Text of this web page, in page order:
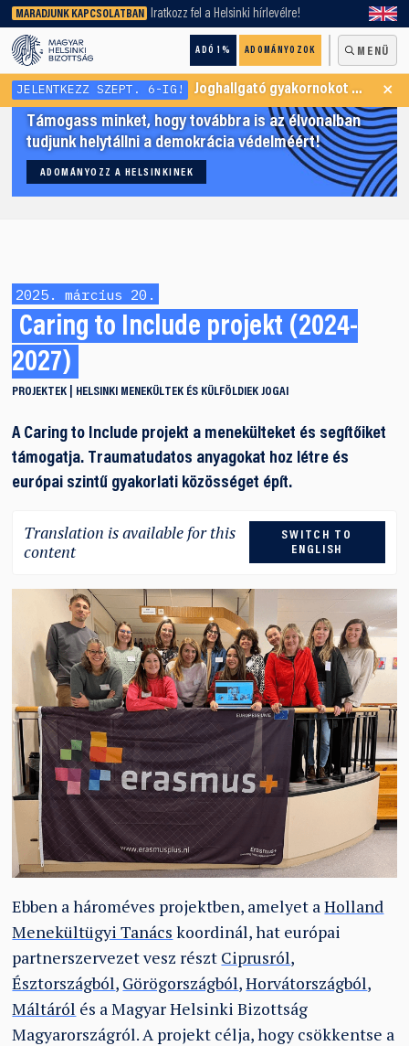
MARADJUNK KAPCSOLATBAN Iratkozz fel a Helsinki hírlevélre!
ADÓ 1% ADOMÁNYOZOK MENÜ
keresőnket!
JELENTKEZZ SZEPT. 6-IG! Joghallgató gyakornokot keresünk Menekültügyi Programunkba ×
Támogass minket, hogy továbbra is az élvonalban
tudjunk helytállni a demokrácia védelméért!
ADOMÁNYOZZ A HELSINKINEK
2025. március 20.
Caring to Include projekt (2024-
2027)
PROJEKTEK HELSINKI MENEKÜLTEK ÉS KÜLFÖLDIEK JOGAI
A Caring to Include projekt a menekülteket és segítőiket
támogatja. Traumatudatos anyagokat hoz létre és
európai szintű gyakorlati közösséget épít.
Translation is available for this
content
SWITCH TO
ENGLISH
Ebben a hároméves projektben, amelyet aHolland
Menekültügyi Tanács koordinál, hat európai
partnerszervezet vesz részt Ciprusról,
Észtországból, Görögországból,Horvátországból,
Máltáról és a Magyar Helsinki Bizottság
Magyarországról. A projekt célja, hogy csökkentse a